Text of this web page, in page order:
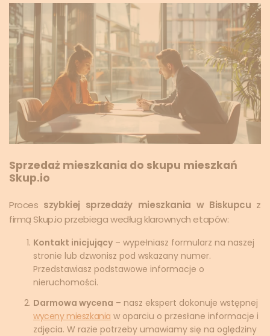
Sprzedaż mieszkania do skupu mieszkań
Skup.io
Proces szybkiej sprzedaży mieszkania w Biskupcu z
firmą Skup.io przebiega według klarownych etapów:
Kontakt inicjujący – wypełniasz formularz na naszej
stronie lub dzwonisz pod wskazany numer.
Przedstawiasz podstawowe informacje o
nieruchomości.
Darmowa wycena – nasz ekspert dokonuje wstępnej
wyceny mieszkania w oparciu o przesłane informacje i
zdjęcia. W razie potrzeby umawiamy się na oględziny